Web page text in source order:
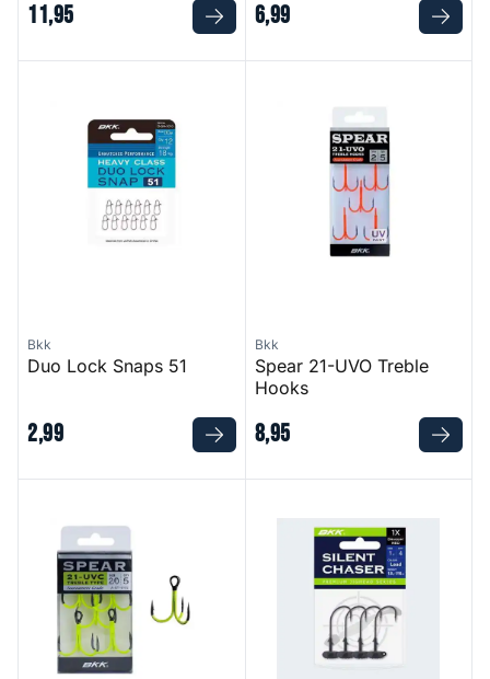
11,95 6,99
Bkk
Duo Lock Snaps 51
2,99
Bkk
Spear 21-UVO Treble
Hooks
8,95